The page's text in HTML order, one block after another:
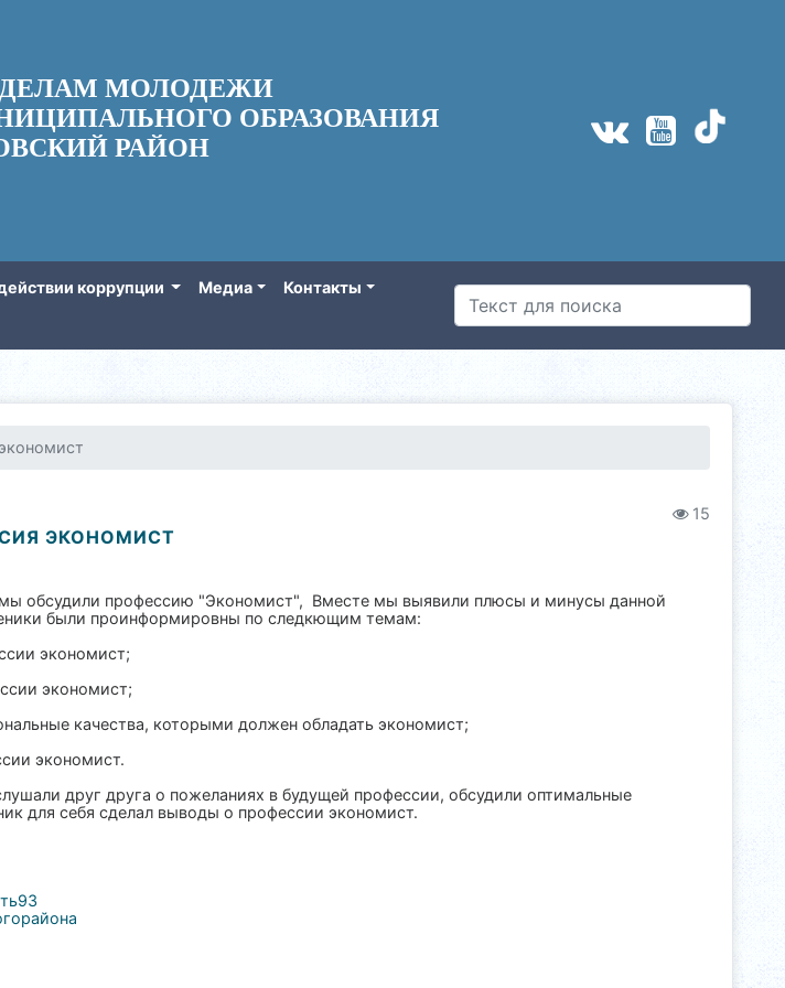
МОЛОДЕЖИ
ОБРАЗОВАНИЯ
РАЙОН
коррупции Медиа
Контакты
15
ЭКОНОМИСТ
обсудили профессию "Экономист", Вместе мы выявили плюсы и минусы данной
были проинформировны по следкющим темам:
экономист;
экономист;
качества, которыми должен обладать экономист;
экономист.
друг друга о пожеланиях в будущей профессии, обсудили оптимальные
для себя сделал выводы о профессии экономист.